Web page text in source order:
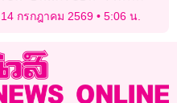
14 กรกฎาคม 2569 5:06 น.